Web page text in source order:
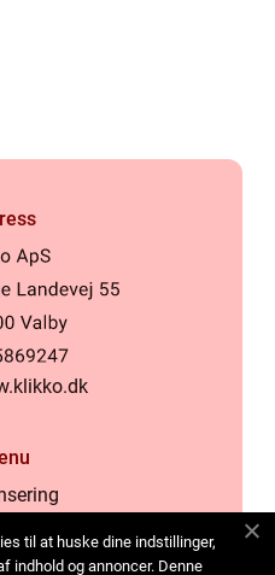
til at huske dine indstillinger,
indhold og annoncer. Denne